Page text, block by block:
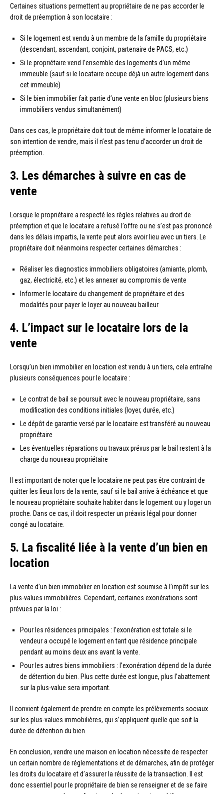
Certaines situations permettent au propriétaire de ne pas accorder le
droit de préemption à son locataire :
Si le logement est vendu à un membre de la famille du propriétaire
(descendant, ascendant, conjoint, partenaire de PACS, etc.)
Si le propriétaire vend l’ensemble des logements d’un même
immeuble (sauf si le locataire occupe déjà un autre logement dans
cet immeuble)
Si le bien immobilier fait partie d’une vente en bloc (plusieurs biens
immobiliers vendus simultanément)
Dans ces cas, le propriétaire doit tout de même informer le locataire de
son intention de vendre, mais il n’est pas tenu d’accorder un droit de
préemption.
3. Les démarches à suivre en cas de
vente
Lorsque le propriétaire a respecté les règles relatives au droit de
préemption et que le locataire a refusé l’offre ou ne s’est pas prononcé
dans les délais impartis, la vente peut alors avoir lieu avec un tiers. Le
propriétaire doit néanmoins respecter certaines démarches :
Réaliser les diagnostics immobiliers obligatoires (amiante, plomb,
gaz, électricité, etc.) et les annexer au compromis de vente
Informer le locataire du changement de propriétaire et des
modalités pour payer le loyer au nouveau bailleur
4. L’impact sur le locataire lors de la
vente
Lorsqu’un bien immobilier en location est vendu à un tiers, cela entraîne
plusieurs conséquences pour le locataire :
Le contrat de bail se poursuit avec le nouveau propriétaire, sans
modification des conditions initiales (loyer, durée, etc.)
Le dépôt de garantie versé par le locataire est transféré au nouveau
propriétaire
Les éventuelles réparations ou travaux prévus par le bail restent à la
charge du nouveau propriétaire
Il est important de noter que le locataire ne peut pas être contraint de
quitter les lieux lors de la vente, sauf si le bail arrive à échéance et que
le nouveau propriétaire souhaite habiter dans le logement ou y loger un
proche. Dans ce cas, il doit respecter un préavis légal pour donner
congé au locataire.
5. La fiscalité liée à la vente d’un bien en
location
La vente d’un bien immobilier en location est soumise à l’impôt sur les
plus-values immobilières. Cependant, certaines exonérations sont
prévues par la loi :
Pour les résidences principales : l’exonération est totale si le
vendeur a occupé le logement en tant que résidence principale
pendant au moins deux ans avant la vente.
Pour les autres biens immobiliers : l’exonération dépend de la durée
de détention du bien. Plus cette durée est longue, plus l’abattement
sur la plus-value sera important.
Il convient également de prendre en compte les prélèvements sociaux
sur les plus-values immobilières, qui s’appliquent quelle que soit la
durée de détention du bien.
En conclusion, vendre une maison en location nécessite de respecter
un certain nombre de réglementations et de démarches, afin de protéger
les droits du locataire et d’assurer la réussite de la transaction. Il est
donc essentiel pour le propriétaire de bien se renseigner et de se faire